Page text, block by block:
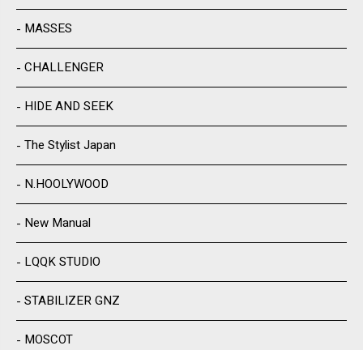
MASSES
CHALLENGER
HIDE AND SEEK
The Stylist Japan
N.HOOLYWOOD
New Manual
LQQK STUDIO
STABILIZER GNZ
MOSCOT